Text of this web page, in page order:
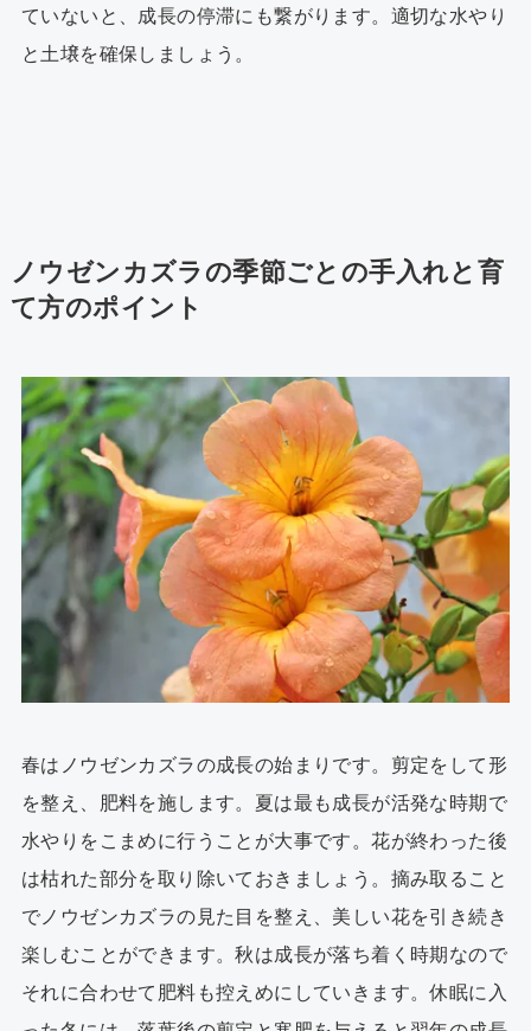
ていないと、成長の停滞にも繋がります。適切な水やり
と土壌を確保しましょう。
ノウゼンカズラの季節ごとの手入れと育
て方のポイント
春はノウゼンカズラの成長の始まりです。剪定をして形
を整え、肥料を施します。夏は最も成長が活発な時期で
水やりをこまめに行うことが大事です。花が終わった後
は枯れた部分を取り除いておきましょう。摘み取ること
でノウゼンカズラの見た目を整え、美しい花を引き続き
楽しむことができます。秋は成長が落ち着く時期なので
それに合わせて肥料も控えめにしていきます。休眠に入